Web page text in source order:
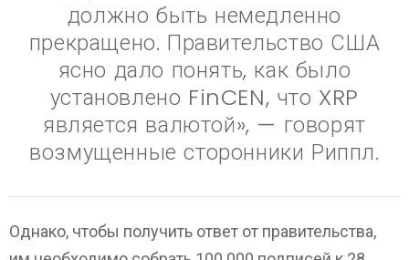
должно быть немедленно
прекращено. Правительство США
ясно дало понять, как было
установлено FinCEN, что XRP
является валютой», — говорят
возмущенные сторонники Риппл.
Однако, чтобы получить ответ от правительства,